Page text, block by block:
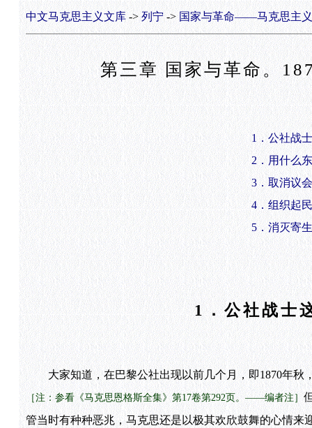
中文马克思主义文库-> 列宁-> 国家与革命——马克思主义
第三章 国家与革命。
1．公社战
2．用什么
3．取消议
4．组织起
5．消灭寄
1．公社战士
大家知道，在巴黎公社出现以前几个月，即1870年秋
［注：参看《马克思恩格斯全集》第17卷第292页。——编者注］
管当时有种种恶兆，马克思还是以极其欢欣鼓舞的心情来